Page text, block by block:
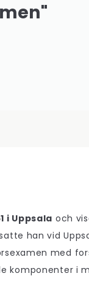
i Uppsala och
han vid
med
komponenter i